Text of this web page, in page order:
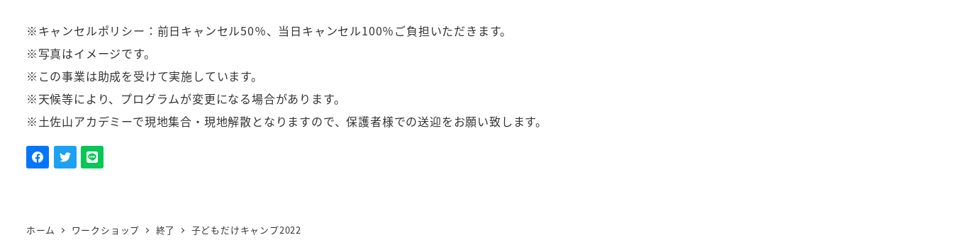
※キャンセルポリシー：前日キャンセル50％、当日キャンセル100％ご負担いただきます。
※写真はイメージです。
※この事業は助成を受けて実施しています。
※天候等により、プログラムが変更になる場合があります。
※土佐山アカデミーで現地集合・現地解散となりますので、保護者様での送迎をお願い致します。
ホーム ワークショップ 終了 子どもだけキャンプ2022